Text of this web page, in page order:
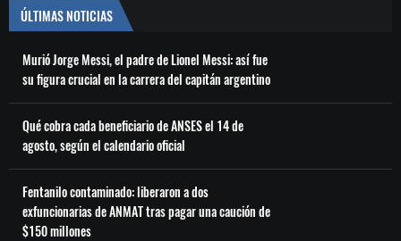
ÚLTIMAS NOTICIAS
Murió Jorge Messi, el padre de Lionel Messi: así fue
su figura crucial en la carrera del capitán argentino
Qué cobra cada beneficiario de ANSES el 14 de
agosto, según el calendario oficial
Fentanilo contaminado: liberaron a dos
exfuncionarias de ANMAT tras pagar una caución de
$150 millones